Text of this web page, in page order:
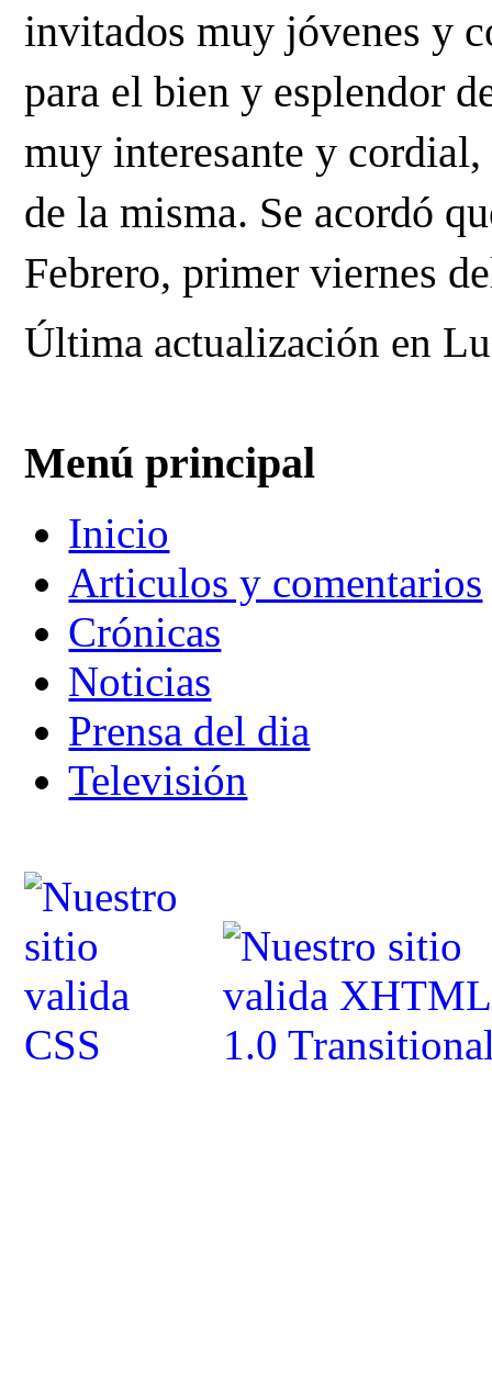
invitados muy jóvenes y
para el bien y esplendor
muy interesante y
de la misma. Se acordó
Febrero, primer viernes
Última actualización en
Menú principal
Inicio
Articulos y comentarios
Crónicas
Noticias
Prensa del dia
Televisión